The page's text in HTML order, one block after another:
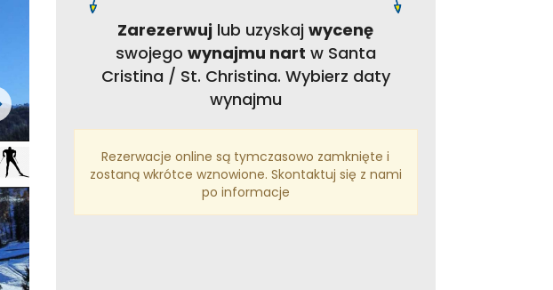
Zarezerwuj lub uzyskajwycenę
swojego wynajmu nart w Santa
Cristina / St. Christina. Wybierz daty
wynajmu
Rezerwacje online są tymczasowo zamknięte i
zostaną wkrótce wznowione. Skontaktuj się z nami
po informacje